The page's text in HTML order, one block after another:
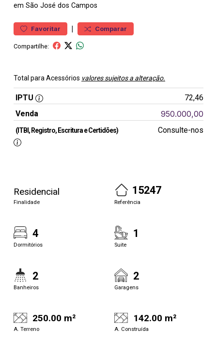
em São José dos Campos
Favoritar | Comparar
Compartilhe:
Total para Acessórios valores sujeitos a alteração.
IPTU
72,46
Venda
950.000,00
(ITBI, Registro, Escritura e Certidões) Consulte-nos
Residencial
Finalidade
15247
Referência
4
Dormitórios
1
Suite
2
Banheiros
2
Garagens
250.00 m²
A. Terreno
142.00 m²
A. Construída